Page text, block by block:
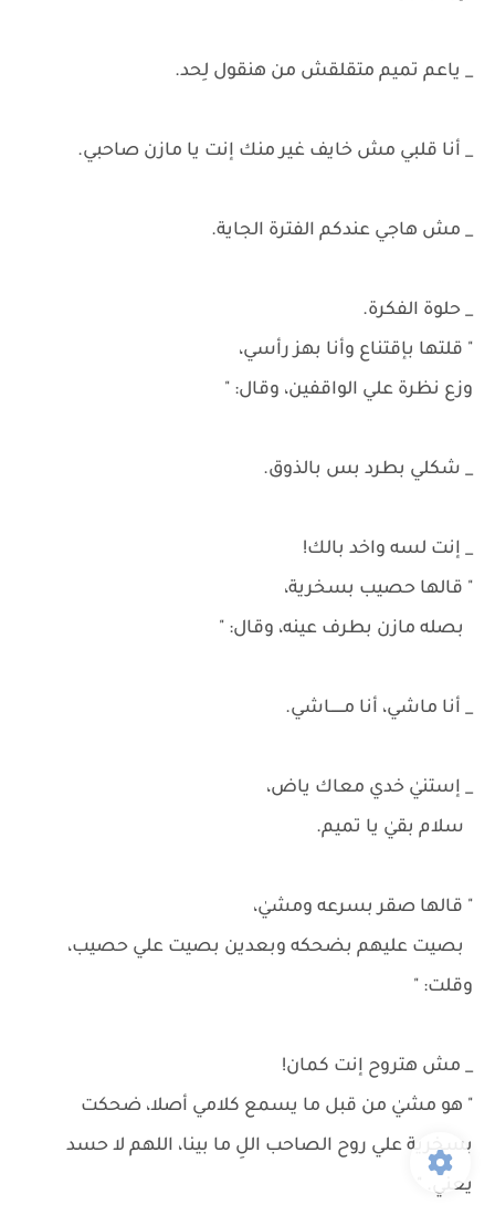
_ ياعم تميم متقلقش من هنقول لِحد.
_ أنا قلبي مش خايف غير منك إنت يا مازن صاحبي.
_ مش هاجي عندكم الفترة الجاية.
_ حلوة الفكرة.
" قلتها بإقتناع وأنا بهز رأسي،
وزع نظرة علي الواقفين، وقال: "
_ شكلي بطرد بس بالذوق.
_ إنت لسه واخد بالك!
" قالها حصيب بسخرية،
بصله مازن بطرف عينه، وقال: "
_ أنا ماشي، أنا مــــــاشي.
_ إستنيٰ خدي معاك ياض،
سلام بقيٰ يا تميم.
" قالها صقر بسرعه ومشيٰ،
بصيت عليهم بضحكه وبعدين بصيت علي حصيب،
وقلت: "
_ مش هتروح إنت كمان!
" هو مشيٰ من قبل ما يسمع كلامي أصلا، ضحكت
بسخرية علي روح الصاحب اللِ ما بينا، اللهم لا حسد
يعني. "